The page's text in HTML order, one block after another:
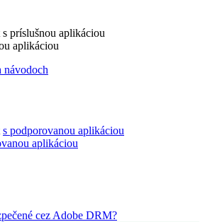
príslušnou aplikáciou
aplikáciou
návodoch
s podporovanou aplikáciou
aplikáciou
cez Adobe DRM?